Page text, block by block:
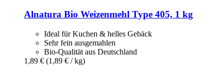
Alnatura Bio Weizenmehl Type 405, 1 kg
Ideal für Kuchen & helles Gebäck
Sehr fein ausgemahlen
Bio-Qualität aus Deutschland
1,89 € (1,89 € / kg)